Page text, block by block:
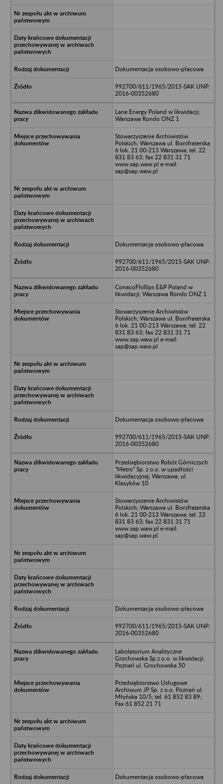
Dokumentacja osobowo-płacowa
992700/611/1965/2015-SAK UNP:
2016-00352680
Lane Energy Poland w likwidacji;
Warszawa Rondo ONZ 1
Stowarzyszenie Archiwistów
Polskich; Warszawa ul. Bonifraterska
6 lok. 21 00-213 Warszawa; tel. 22
831 83 63; fax 22 831 31 71
www.sap.waw.pl e-mail:
sap@sap.waw.pl
Dokumentacja osobowo-płacowa
992700/611/1965/2015-SAK UNP:
2016-00352680
ConacoFhillips E&P Poland w
likwidacji; Warszawa Rondo ONZ 1
Stowarzyszenie Archiwistów
Polskich; Warszawa ul. Bonifraterska
6 lok. 21 00-213 Warszawa; tel. 22
831 83 63; fax 22 831 31 71
www.sap.waw.pl e-mail:
sap@sap.waw.pl
Dokumentacja osobowo-płacowa
992700/611/1965/2015-SAK UNP:
2016-00352680
Przedsiębiorstwo Robót Górniczych
"Metro" Sp. z o.o. w upadłości
likwidacyjnej; Warszawa, ul.
Klasyków 10
Stowarzyszenie Archiwistów
Polskich; Warszawa ul. Bonifraterska
6 lok. 21 00-213 Warszawa; tel. 22
831 83 63; fax 22 831 31 71
www.sap.waw.pl e-mail:
sap@sap.waw.pl
Dokumentacja osobowo-płacowa
992700/611/1965/2015-SAK UNP:
2016-00352680
Labolatorium Analityczne
Grochowska Sp.z o.o. w likwidacji;
Poznań ul. Grochowska 50
Przedsiębiorstwo Usługowe
Archiwum JP Sp. z o.o. Poznań ul.
Młyńska 10/5; tel. 61 852 83 89;
Fax 61 852 21 71
Dokumentacja osobowo-płacowa